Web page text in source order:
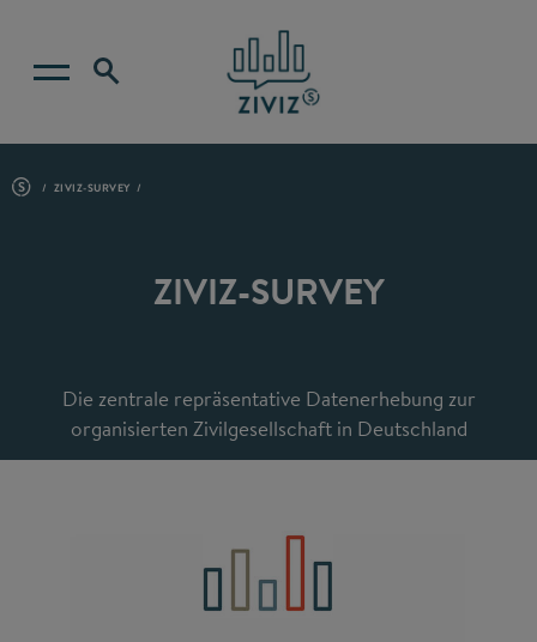
ZIVIZ-SURVEY
ZIVIZ-SURVEY
Die zentrale repräsentative Datenerhebung zur
organisierten Zivilgesellschaft in Deutschland